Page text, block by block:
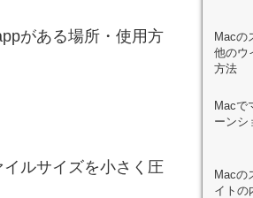
がある場所・使用方
ルサイズを小さく圧
Macの
他のウ
方法
Macで
ーンシ
Macの
イトの